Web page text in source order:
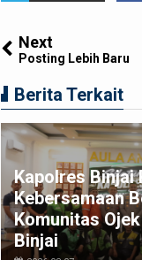
Next
Posting Lebih Baru
Berita Terkait
Kapolres Binjai
Kebersamaan
Komunitas
Binjai